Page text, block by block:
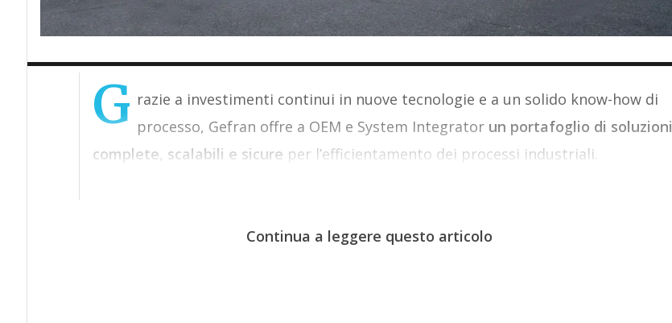
G razie a investimenti continui in nuove tecnologie e a un solido know-how di
processo, Gefran offre a OEM e System Integratorun portafoglio di soluzioni
complete, scalabili e sicure per l’efficientamento dei processi industriali.
Continua a leggere questo articolo